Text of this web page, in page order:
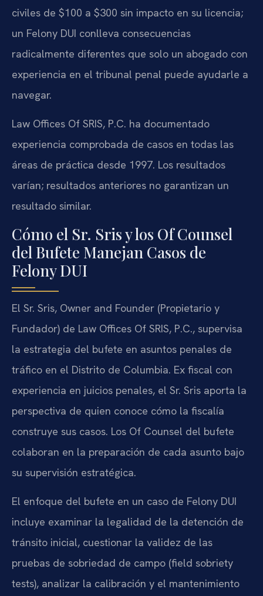
civiles de $100 a $300 sin impacto en su licencia;
un Felony DUI conlleva consecuencias
radicalmente diferentes que solo un abogado con
experiencia en el tribunal penal puede ayudarle a
navegar.
Law Offices Of SRIS, P.C. ha documentado
experiencia comprobada de casos en todas las
áreas de práctica desde 1997. Los resultados
varían; resultados anteriores no garantizan un
resultado similar.
Cómo el Sr. Sris y los Of Counsel
del Bufete Manejan Casos de
Felony DUI
El Sr. Sris, Owner and Founder (Propietario y
Fundador) de Law Offices Of SRIS, P.C., supervisa
la estrategia del bufete en asuntos penales de
tráfico en el Distrito de Columbia. Ex fiscal con
experiencia en juicios penales, el Sr. Sris aporta la
perspectiva de quien conoce cómo la fiscalía
construye sus casos. Los Of Counsel del bufete
colaboran en la preparación de cada asunto bajo
su supervisión estratégica.
El enfoque del bufete en un caso de Felony DUI
incluye examinar la legalidad de la detención de
tránsito inicial, cuestionar la validez de las
pruebas de sobriedad de campo (field sobriety
tests), analizar la calibración y el mantenimiento